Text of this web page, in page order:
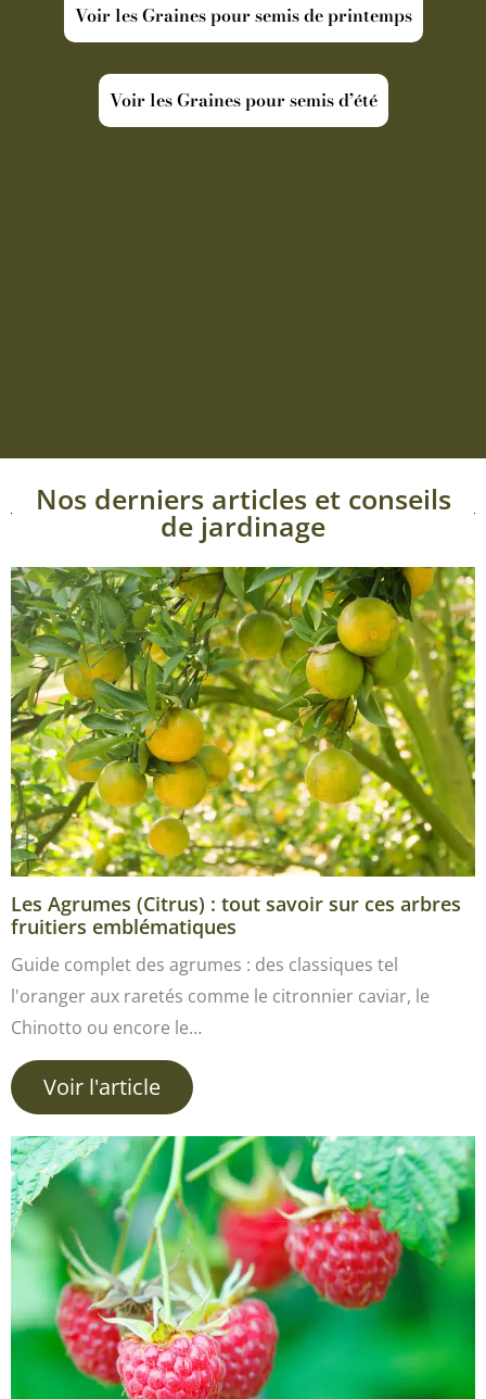
Voir les Graines pour semis de printemps
Voir les Graines pour semis d’été
Nos derniers articles et conseils
de jardinage
Les Agrumes (Citrus) : tout savoir sur ces arbres
fruitiers emblématiques
Guide complet des agrumes : des classiques tel
l'oranger aux raretés comme le citronnier caviar, le
Chinotto ou encore le…
Voir l'article